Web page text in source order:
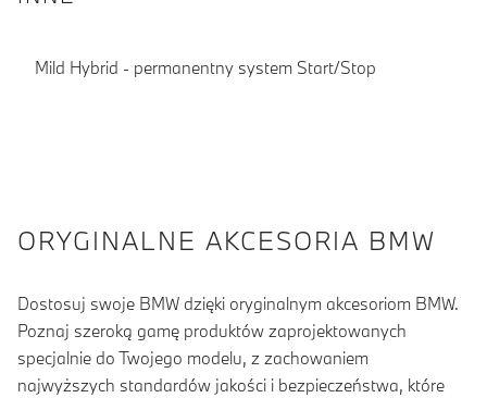
Mild Hybrid - permanentny system Start/Stop
ORYGINALNE AKCESORIA BMW
Dostosuj swoje BMW dzięki oryginalnym akcesoriom BMW.
Poznaj szeroką gamę produktów zaprojektowanych
specjalnie do Twojego modelu, z zachowaniem
najwyższych standardów jakości i bezpieczeństwa, które